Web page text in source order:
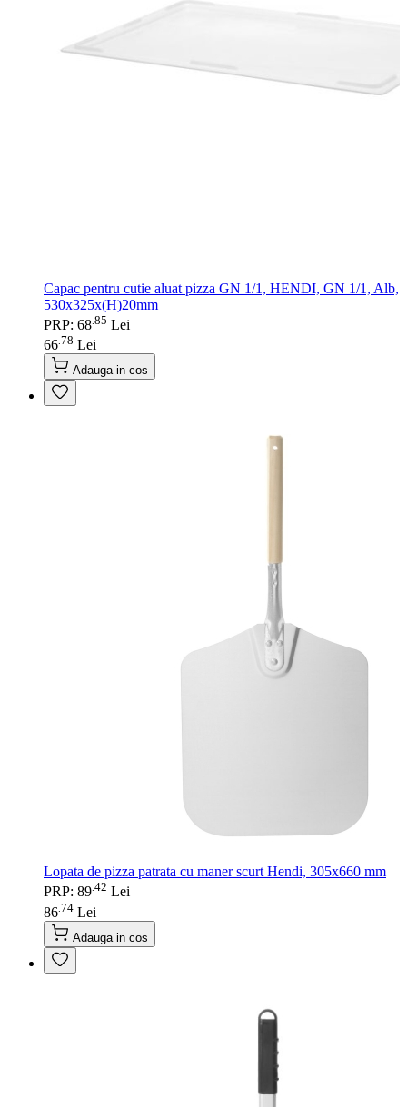
Capac pentru cutie aluat pizza GN 1/1, HENDI, GN 1/1, Alb,
530x325x(H)20mm
PRP: 68 85 Lei
66 78 Lei
Adauga in cos
Lopata de pizza patrata cu maner scurt Hendi, 305x660 mm
PRP: 89.42 Lei
86 74 Lei
Adauga in cos